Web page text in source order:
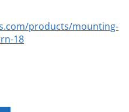
products/mounting-
18